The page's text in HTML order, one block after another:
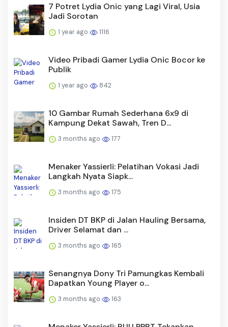
7 Potret Lydia Onic yang Lagi Viral, Usia
Jadi Sorotan
1 year ago 1116
Video Pribadi Gamer Lydia Onic Bocor ke
Publik
1 year ago 842
10 Gambar Rumah Sederhana 6x9 di
Kampung Dekat Sawah, Tren D...
3 months ago 177
Menaker Yassierli: Pelatihan Vokasi Jadi
Langkah Nyata Siapk...
3 months ago 175
Insiden DT BKP di Jalan Hauling Bersama,
Driver Selamat dan ...
3 months ago 165
Senangnya Dony Tri Pamungkas Kembali
Dapatkan Young Player o...
3 months ago 163